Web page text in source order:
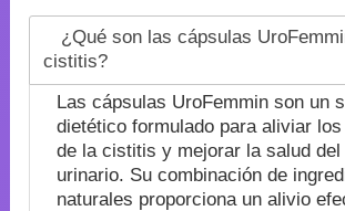
¿Qué son las cápsulas
cistitis?
Las cápsulas UroFemmin son un
dietético formulado para aliviar
de la cistitis y mejorar la salud
urinario. Su combinación de
naturales proporciona un alivio